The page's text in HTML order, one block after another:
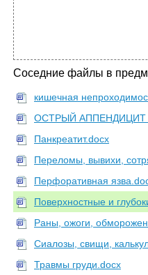
Соседние файлы в
кишечная
ОСТРЫЙ
Панкреатит.docx
Переломы, вывихи,
Перфоративная
Поверхностные и
Раны, ожоги,
Сиалозы, свищи,
Травмы груди.docx